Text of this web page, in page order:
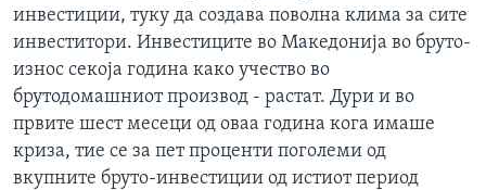
инвестиции, туку да создава поволна клима за сите
инвеститори. Инвестиците во Македонија во бруто-
износ секоја година како учество во
брутодомашниот производ - растат. Дури и во
првите шест месеци од оваа година кога имаше
криза, тие се за пет проценти поголеми од
вкупните бруто-инвестиции од истиот период